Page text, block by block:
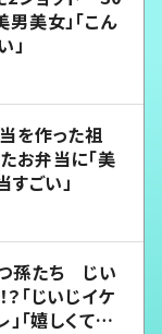
美女」「こん
」
を作った祖
弁当に「美
すごい」
孫たち じい
「じいじイケ
」「嬉しくて可